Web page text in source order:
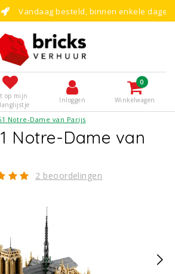
besteld, binnen enkele dagen bouwen!
op mijn
Inloggen
0
Winkelwagen
Notre-Dame van Parijs
Notre-Dame van
2 beoordelingen